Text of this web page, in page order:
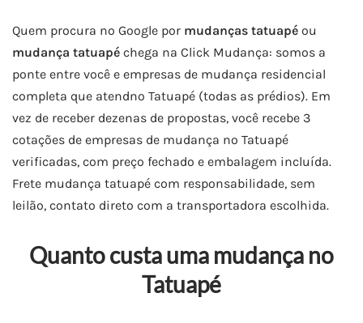
Quem procura no Google por mudanças tatuapé ou
mudança tatuapé chega na Click Mudança: somos a
ponte entre você e empresas de mudança residencial
completa que atendno Tatuapé (todas as prédios). Em
vez de receber dezenas de propostas, você recebe 3
cotações de empresas de mudança no Tatuapé
verificadas, com preço fechado e embalagem incluída.
Frete mudança tatuapé com responsabilidade, sem
leilão, contato direto com a transportadora escolhida.
Quanto custa uma mudança no
Tatuapé